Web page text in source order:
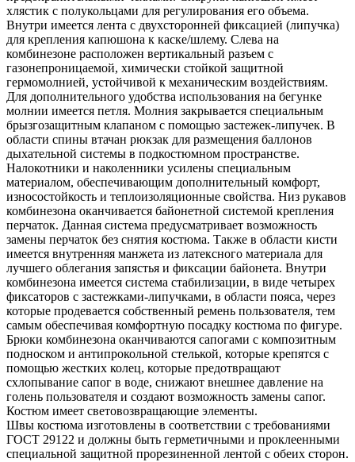
хлястик с полукольцами для регулирования его объема.
Внутри имеется лента с двухсторонней фиксацией (липучка)
для крепления капюшона к каске/шлему. Слева на
комбинезоне расположен вертикальный разъем с
газонепроницаемой, химически стойкой защитной
гермомолнией, устойчивой к механическим воздействиям.
Для дополнительного удобства использования на бегунке
молнии имеется петля. Молния закрывается специальным
брызгозащитным клапаном с помощью застежек-липучек. В
области спины втачан рюкзак для размещения баллонов
дыхательной системы в подкостюмном пространстве.
Налокотники и наколенники усилены специальным
материалом, обеспечивающим дополнительный комфорт,
износостойкость и теплоизоляционные свойства. Низ рукавов
комбинезона оканчивается байонетной системой крепления
перчаток. Данная система предусматривает возможность
замены перчаток без снятия костюма. Также в области кисти
имеется внутренняя манжета из латексного материала для
лучшего облегания запястья и фиксации байонета. Внутри
комбинезона имеется система стабилизации, в виде четырех
фиксаторов с застежками-липучками, в области пояса, через
которые продевается собственный ремень пользователя, тем
самым обеспечивая комфортную посадку костюма по фигуре.
Брюки комбинезона оканчиваются сапогами с композитным
подноском и антипрокольной стелькой, которые крепятся с
помощью жестких колец, которые предотвращают
схлопывание сапог в воде, снижают внешнее давление на
голень пользователя и создают возможность замены сапог.
Костюм имеет световозвращающие элементы.
Швы костюма изготовлены в соответствии с требованиями
ГОСТ 29122 и должны быть герметичными и проклеенными
специальной защитной прорезиненной лентой с обеих сторон.